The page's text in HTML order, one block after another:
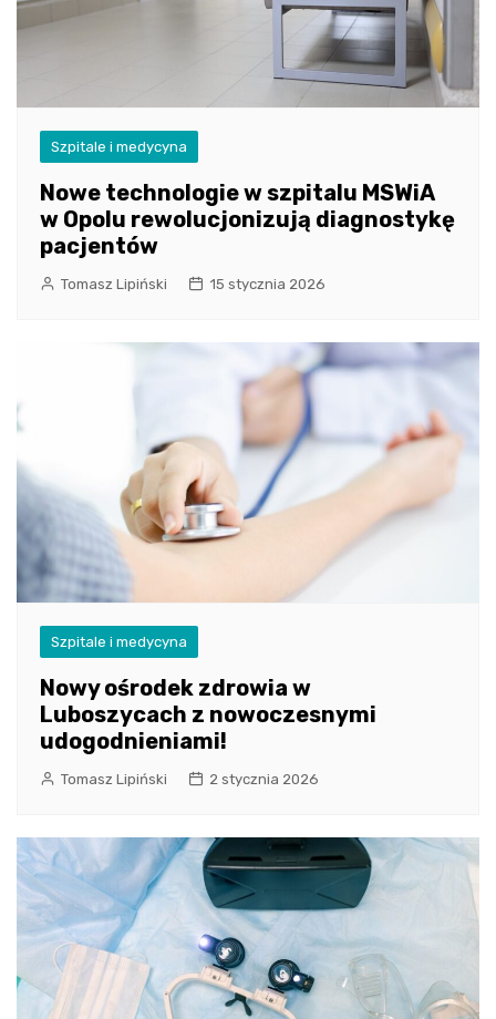
Szpitale i medycyna
Nowe technologie w szpitalu MSWiA
w Opolu rewolucjonizują diagnostykę
pacjentów
Tomasz Lipiński 15 stycznia 2026
Szpitale i medycyna
Nowy ośrodek zdrowia w
Luboszycach z nowoczesnymi
udogodnieniami!
Tomasz Lipiński 2 stycznia 2026